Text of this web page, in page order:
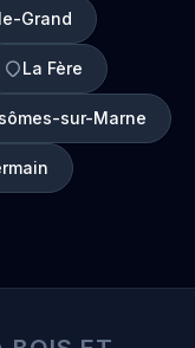
Grand
La Fère
sur-Marne